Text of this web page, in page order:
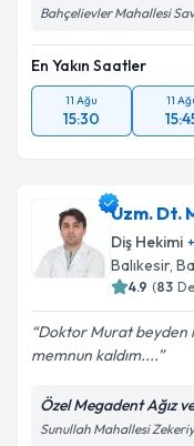
Bahçelievler Mahallesi
En Yakın Saatler
11 Ağu
15:30
11
Uzm. Dt.
Diş Hekimi +
Balıkesir,
4.9 (83
Doktor Murat beyden
memnun kaldım....
Özel Megadent Ağız
Sunullah Mahallesi